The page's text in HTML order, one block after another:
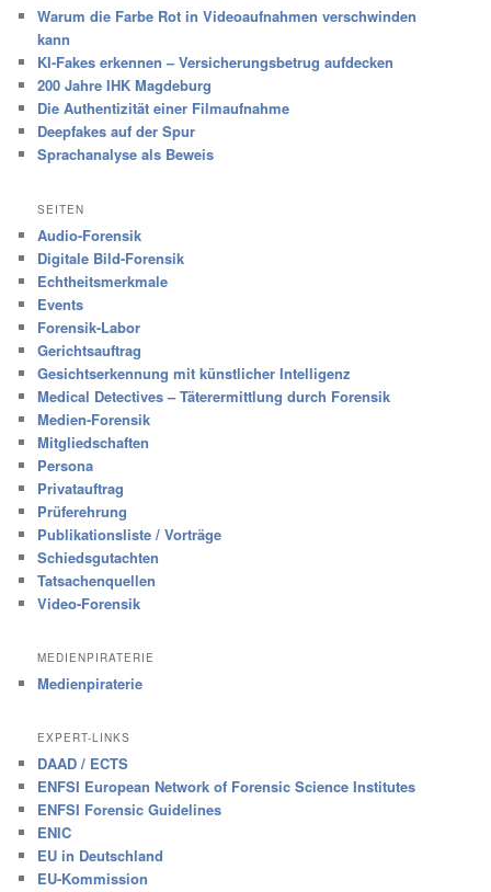
Warum die Farbe Rot in Videoaufnahmen verschwinden
kann
KI-Fakes erkennen – Versicherungsbetrug aufdecken
200 Jahre IHK Magdeburg
Die Authentizität einer Filmaufnahme
Deepfakes auf der Spur
Sprachanalyse als Beweis
SEITEN
Audio-Forensik
Digitale Bild-Forensik
Echtheitsmerkmale
Events
Forensik-Labor
Gerichtsauftrag
Gesichtserkennung mit künstlicher Intelligenz
Medical Detectives – Täterermittlung durch Forensik
Medien-Forensik
Mitgliedschaften
Persona
Privatauftrag
Prüferehrung
Publikationsliste / Vorträge
Schiedsgutachten
Tatsachenquellen
Video-Forensik
MEDIENPIRATERIE
Medienpiraterie
EXPERT-LINKS
DAAD / ECTS
ENFSI European Network of Forensic Science Institutes
ENFSI Forensic Guidelines
ENIC
EU in Deutschland
EU-Kommission